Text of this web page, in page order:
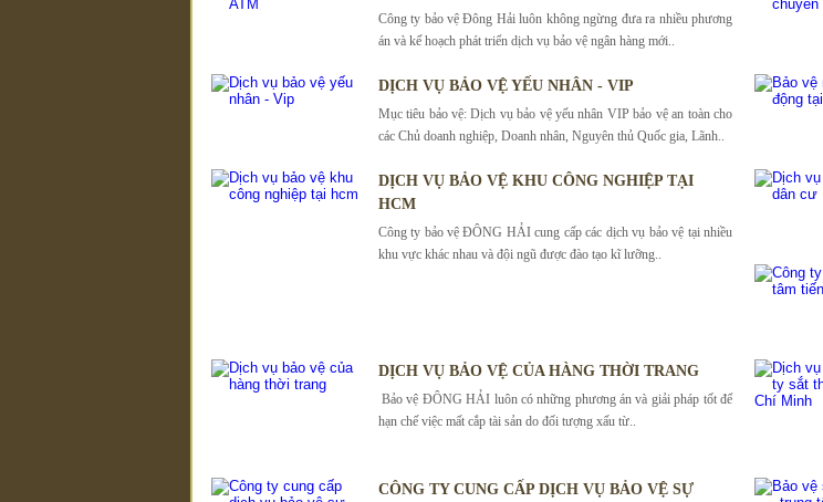
Công ty bảo vệ Đông Hải luôn không ngừng đưa ra nhiều phương
án và kế hoạch phát triển dịch vụ bảo vệ ngân hàng mới..
DỊCH VỤ BẢO VỆ YẾU NHÂN - VIP
Mục tiêu bảo vệ: Dịch vụ bảo vệ yếu nhân VIP bảo vệ an toàn cho
các Chủ doanh nghiệp, Doanh nhân, Nguyên thủ Quốc gia, Lãnh..
DỊCH VỤ BẢO VỆ KHU CÔNG NGHIỆP TẠI
HCM
Công ty bảo vệ ĐÔNG HẢI cung cấp các dịch vụ bảo vệ tại nhiều
khu vực khác nhau và đội ngũ được đào tạo kĩ lưỡng..
DỊCH VỤ BẢO VỆ CỦA HÀNG THỜI TRANG
Bảo vệ ĐÔNG HẢI luôn có những phương án và giải pháp tốt để
hạn chế việc mất cắp tài sản do đối tượng xấu từ..
CÔNG TY CUNG CẤP DỊCH VỤ BẢO VỆ SỰ